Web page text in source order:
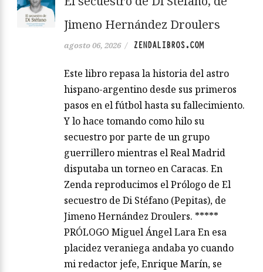
Jimeno Hernández Droulers
agosto 06, 2026 / ZENDALIBROS.COM
Este libro repasa la historia del astro
hispano-argentino desde sus primeros
pasos en el fútbol hasta su fallecimiento.
Y lo hace tomando como hilo su
secuestro por parte de un grupo
guerrillero mientras el Real Madrid
disputaba un torneo en Caracas. En
Zenda reproducimos el Prólogo de El
secuestro de Di Stéfano (Pepitas), de
Jimeno Hernández Droulers. *****
PRÓLOGO Miguel Ángel Lara En esa
placidez veraniega andaba yo cuando
mi redactor jefe, Enrique Marín, se